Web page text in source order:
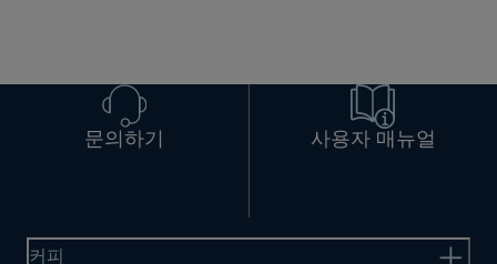
문의하기 사용자 매뉴얼
커피